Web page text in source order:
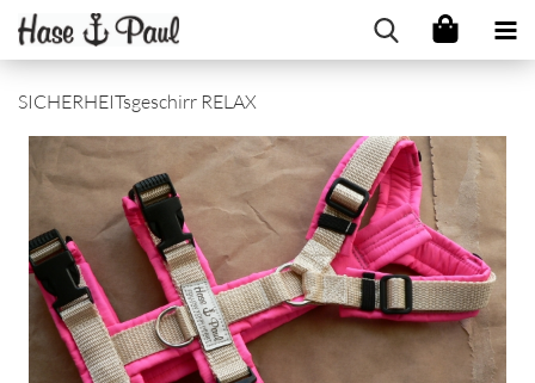
SICHERHEITsgeschirr RELAX